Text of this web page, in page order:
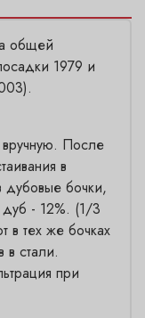
общей
1979 и
После
в
дубовые бочки,
- 12%. (1/3
тех же бочках
стали.
при